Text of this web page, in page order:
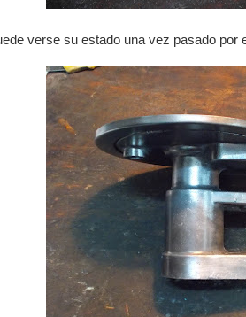
verse su estado una vez pasado por